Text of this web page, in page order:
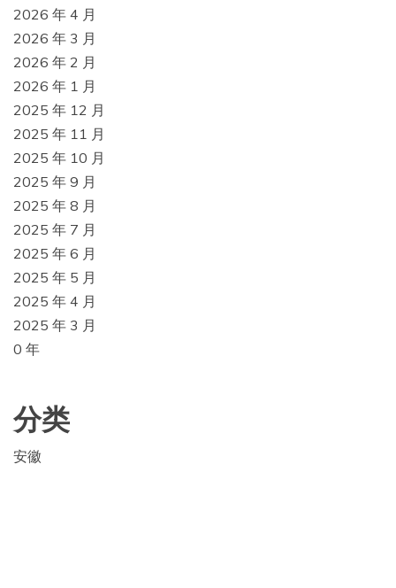
2026 年 4 月
2026 年 3 月
2026 年 2 月
2026 年 1 月
2025 年 12 月
2025 年 11 月
2025 年 10 月
2025 年 9 月
2025 年 8 月
2025 年 7 月
2025 年 6 月
2025 年 5 月
2025 年 4 月
2025 年 3 月
0 年
分类
安徽